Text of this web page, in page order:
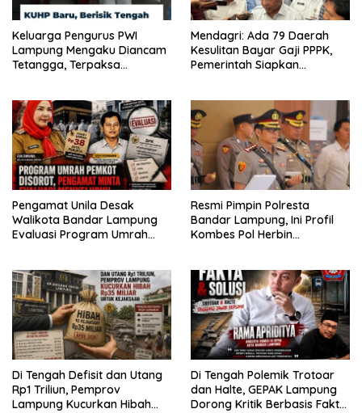
Keluarga Pengurus PWI
Lampung Mengaku Diancam
Tetangga, Terpaksa
Mendagri: Ada 79 Daerah
Kesulitan Bayar Gaji PPPK,
Pemerintah Siapkan
Pengamat Unila Desak
Walikota Bandar Lampung
Evaluasi Program Umrah
Resmi Pimpin Polresta
Bandar Lampung, Ini Profil
Kombes Pol Herbin
Di Tengah Defisit dan Utang
Rp1 Triliun, Pemprov
Lampung Kucurkan Hibah
Di Tengah Polemik Trotoar
dan Halte, GEPAK Lampung
Dorong Kritik Berbasis Fakta